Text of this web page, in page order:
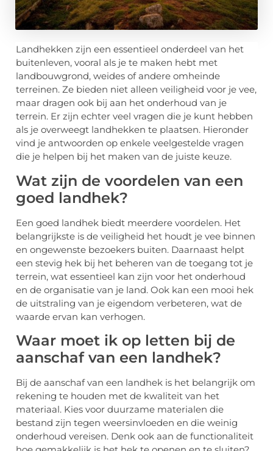
Landhekken zijn een essentieel onderdeel van het
buitenleven, vooral als je te maken hebt met
landbouwgrond, weides of andere omheinde
terreinen. Ze bieden niet alleen veiligheid voor je vee,
maar dragen ook bij aan het onderhoud van je
terrein. Er zijn echter veel vragen die je kunt hebben
als je overweegt landhekken te plaatsen. Hieronder
vind je antwoorden op enkele veelgestelde vragen
die je helpen bij het maken van de juiste keuze.
Wat zijn de voordelen van een
goed landhek?
Een goed landhek biedt meerdere voordelen. Het
belangrijkste is de veiligheid het houdt je vee binnen
en ongewenste bezoekers buiten. Daarnaast helpt
een stevig hek bij het beheren van de toegang tot je
terrein, wat essentieel kan zijn voor het onderhoud
en de organisatie van je land. Ook kan een mooi hek
de uitstraling van je eigendom verbeteren, wat de
waarde ervan kan verhogen.
Waar moet ik op letten bij de
aanschaf van een landhek?
Bij de aanschaf van een landhek is het belangrijk om
rekening te houden met de kwaliteit van het
materiaal. Kies voor duurzame materialen die
bestand zijn tegen weersinvloeden en die weinig
onderhoud vereisen. Denk ook aan de functionaliteit